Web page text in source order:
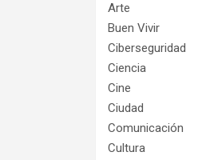
Arte
Buen Vivir
Ciberseguridad
Ciencia
Cine
Ciudad
Comunicación
Cultura